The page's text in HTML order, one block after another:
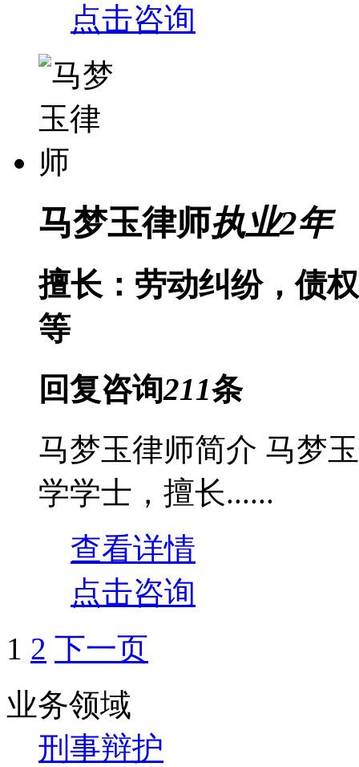
点击咨询
马梦玉律师执业2年
擅长：劳动纠纷，债
等
回复咨询211条
马梦玉律师简介 马梦
学学士，擅长......
查看详情
点击咨询
1 2 下一页
业务领域
刑事辩护